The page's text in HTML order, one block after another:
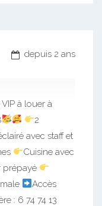
depuis 2 ans
à louer à
2
avec staff et
Cuisine avec
prépayé
Accès
: 6 74 74 13